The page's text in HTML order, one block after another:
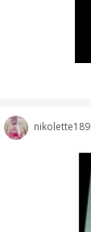
nikolette189